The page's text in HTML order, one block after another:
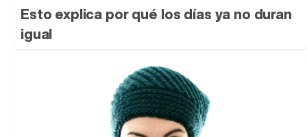
Esto explica por qué los días ya no duran
igual